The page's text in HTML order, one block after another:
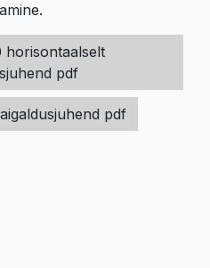
horisontaalselt
pdf
pdf